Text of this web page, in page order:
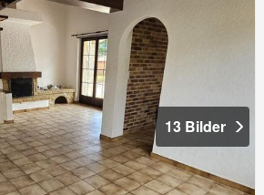
13 Bilder